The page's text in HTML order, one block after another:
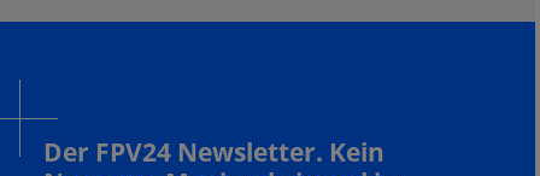
Der FPV24 Newsletter. Kein